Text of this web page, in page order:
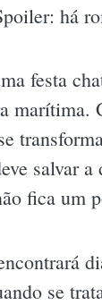
há
festa
salvar
fica um
se